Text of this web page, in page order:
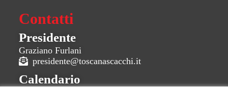
Contatti
Presidente
Graziano Furlani
presidente@toscanascacchi.it
Calendario